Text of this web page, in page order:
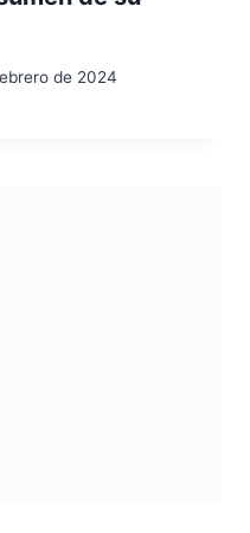
de 2024